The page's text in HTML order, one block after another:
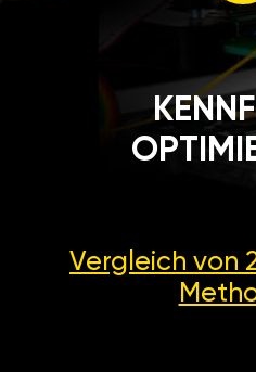
Vergleich von